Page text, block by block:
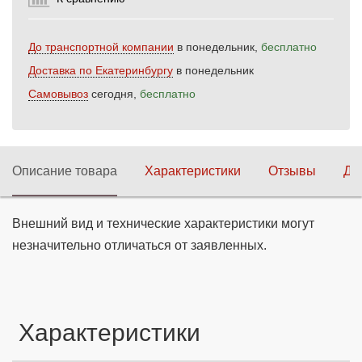
До транспортной компании в понедельник, бесплатно
Доставка по Екатеринбургу в понедельник
Самовывоз сегодня, бесплатно
Описание товара Характеристики Отзывы
Внешний вид и технические характеристики могут
незначительно отличаться от заявленных.
Характеристики